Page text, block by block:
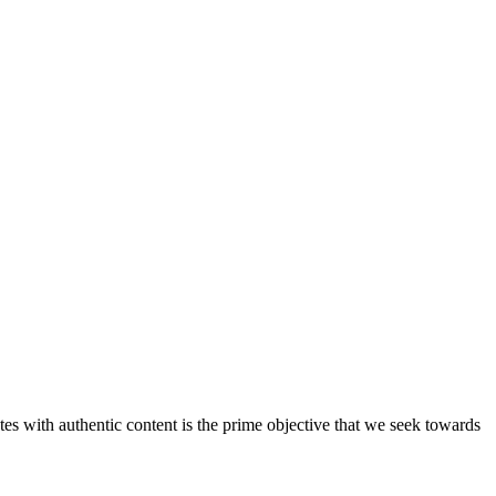
with authentic content is the prime objective that we seek towards